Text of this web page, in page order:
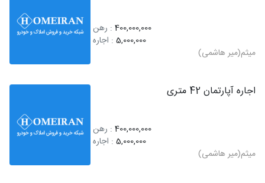
400,000,000 : رهن
5,000,000 : اجاره
میثم(میر هاشمی)
اجاره آپارتمان 42 متری
400,000,000 : رهن
5,000,000 : اجاره
میثم(میر هاشمی)